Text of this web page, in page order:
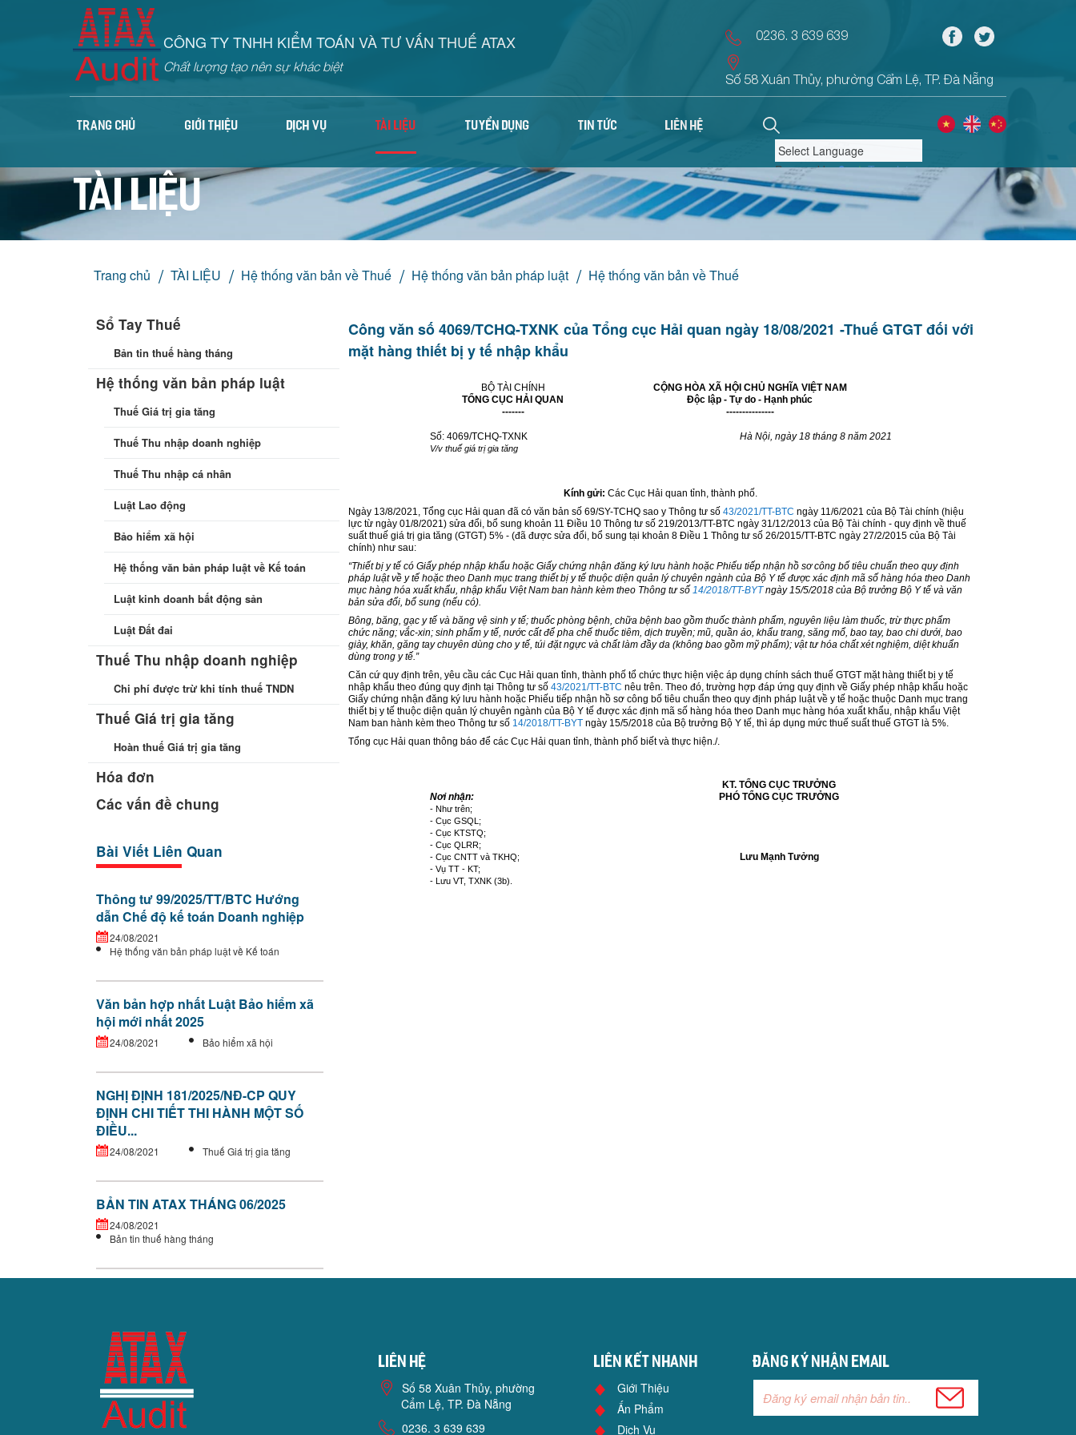
CÔNG TY TNHH KIỂM TOÁN VÀ TƯ VẤN THUẾ ATAX
Chất lượng tạo nên sự khác biệt
0236. 3 639 639
Số 58 Xuân Thủy, phường Cẩm Lệ, TP. Đà Nẵng
TRANG CHỦ GIỚI THIỆU DỊCH VỤ TÀI LIỆU TUYỂN DỤNG TIN TỨC LIÊN HỆ
Powered by Translate
TÀI LIỆU
Trang chủ TÀI LIỆU Hệ thống văn bản về Thuế Hệ thống văn bản pháp luật Hệ thống văn bản về Thuế
Sổ Tay Thuế
Bản tin thuế hàng tháng
Hệ thống văn bản pháp luật
Thuế Giá trị gia tăng
Thuế Thu nhập doanh nghiệp
Thuế Thu nhập cá nhân
Luật Lao động
Bảo hiểm xã hội
Hệ thống văn bản pháp luật về Kế toán
Luật kinh doanh bất động sản
Luật Đất đai
Thuế Thu nhập doanh nghiệp
Chi phí được trừ khi tính thuế TNDN
Thuế Giá trị gia tăng
Hoàn thuế Giá trị gia tăng
Hóa đơn
Các vấn đề chung
Bài Viết Liên Quan
Thông tư 99/2025/TT/BTC Hướng
dẫn Chế độ kế toán Doanh nghiệp
24/08/2021
Hệ thống văn bản pháp luật về Kế toán
Văn bản hợp nhất Luật Bảo hiểm xã
hội mới nhất 2025
24/08/2021 Bảo hiểm xã hội
NGHỊ ĐỊNH 181/2025/NĐ-CP QUY
ĐỊNH CHI TIẾT THI HÀNH MỘT SỐ
ĐIỀU...
24/08/2021 Thuế Giá trị gia tăng
BẢN TIN ATAX THÁNG 06/2025
24/08/2021
Bản tin thuế hàng tháng
Công văn số 4069/TCHQ-TXNK của Tổng cục Hải quan ngày 18/08/2021 -Thuế GTGT đối với
mặt hàng thiết bị y tế nhập khẩu
BỘ TÀI CHÍNH
TỔNG CỤC HẢI QUAN
-------
CỘNG HÒA XÃ HỘI CHỦ NGHĨA VIỆT NAM
Độc lập - Tự do - Hạnh phúc
---------------
Số: 4069/TCHQ-TXNK
V/v thuế giá trị gia tăng
Hà Nội, ngày18 tháng8 năm 2021
Kính gửi: Các Cục Hải quan tỉnh, thành phố.
Ngày 13/8/2021, Tổng cục Hải quan đã có văn bản số 69/SY-TCHQ sao y Thông tư số43/2021/TT-BTC ngày 11/6/2021 của Bộ Tài chính (hiệu
lực từ ngày 01/8/2021) sửa đổi, bổ sung khoản 11 Điều 10 Thông tư số 219/2013/TT-BTC ngày 31/12/2013 của Bộ Tài chính - quy định về thuế
suất thuế giá trị gia tăng (GTGT) 5% - (đã được sửa đổi, bổ sung tại khoản 8 Điều 1 Thông tư số 26/2015/TT-BTC ngày 27/2/2015 của Bộ Tài
chính) như sau:
“Thiết bị y tế có Giấy phép nhập khẩu hoặc Giấy chứng nhận đăng ký lưu hành hoặc Phiếu tiếp nhận hồ sơ công bố tiêu chuẩn theo quy định
pháp luật về y tế hoặc theo Danh mục trang thiết bị y tế thuộc diện quản lý chuyên ngành của Bộ Y tế được xác định mã số hàng hóa theo Danh
mục hàng hóa xuất khẩu, nhập khẩu Việt Nam ban hành kèm theo Thông tư số14/2018/TT-BYTngày 15/5/2018 của Bộ trưởng Bộ Y tế và văn
bản sửa đổi, bổ sung (nếu có).
Bông, băng, gạc y tế và băng vệ sinh y tế; thuốc phòng bệnh, chữa bệnh bao gồm thuốc thành phẩm, nguyên liệu làm thuốc, trừ thực phẩm
chức năng; vắc-xin; sinh phẩm y tế, nước cất để pha chế thuốc tiêm, dịch truyền; mũ, quầnáo, khẩu trang, săng mổ, bao tay, bao chi dưới, bao
giày, khăn, găng tay chuyên dùng cho y tế, túi đặt ngực và chất làm đầy da (không bao gồm mỹ phẩm); vật tư hóa chất xét nghiệm, diệt khuẩn
dùng trong y tế.”
Căn cứ quy định trên, yêu cầu các Cục Hải quan tỉnh, thành phố tổ chức thực hiện việc ápdụng chính sách thuế GTGT mặt hàng thiết bị y tế
nhập khẩu theo đúng quy định tại Thông tư số43/2021/TT-BTC nêu trên. Theo đó, trường hợp đáp ứng quy định về Giấy phép nhập khẩu hoặc
Giấy chứng nhận đăng ký lưu hành hoặc Phiếu tiếp nhận hồ sơ công bố tiêu chuẩn theo quy định pháp luật về y tế hoặc thuộc Danh mục trang
thiết bị y tế thuộc diện quản lý chuyên ngành của Bộ Y tế được xác định mã số hàng hóa theo Danh mục hàng hóa xuất khẩu, nhập khẩu Việt
Nam ban hành kèm theo Thông tư số 14/2018/TT-BYT ngày 15/5/2018 của Bộ trưởng Bộ Y tế, thì áp dụng mức thuế suất thuế GTGT là 5%.
Tổng cục Hải quan thông báo để các Cục Hải quan tỉnh, thành phố biết và thực hiện./.
Nơi nhận:
- Như trên;
- Cục GSQL;
- Cục KTSTQ;
- Cục QLRR;
- Cục CNTT và TKHQ;
- Vụ TT - KT;
- Lưu VT, TXNK (3b).
KT. TỔNG CỤC TRƯỞNG
PHÓ TỔNG CỤC TRƯỞNG
Lưu Mạnh Tưởng
Liên hệ
Số 58 Xuân Thủy, phường
Cẩm Lệ, TP. Đà Nẵng
0236. 3 639 639
Liên kết nhanh
Giới Thiệu
Ấn Phẩm
Dịch Vụ
Đăng ký nhận email